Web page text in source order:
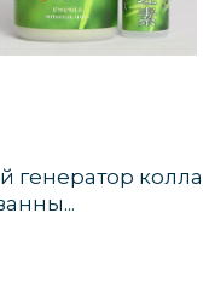
генератор